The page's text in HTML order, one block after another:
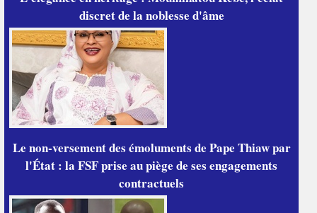
discret de la noblesse d'âme
Le non-versement des émoluments de Pape Thiaw par
l'État : la FSF prise au piège de ses engagements
contractuels